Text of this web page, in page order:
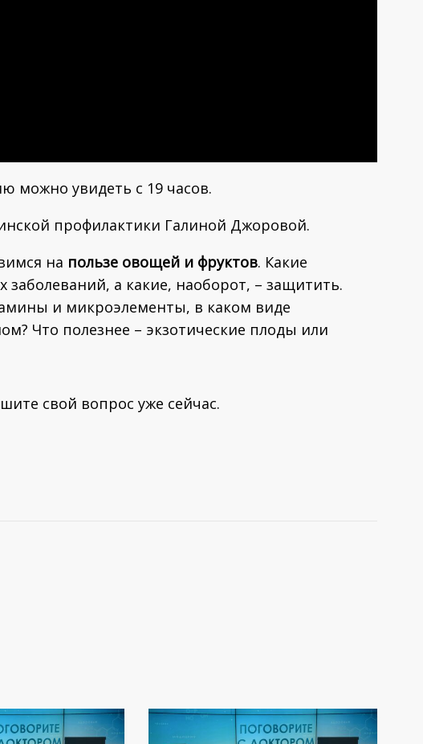
можно увидеть с 19 часов.
профилактики Галиной Джоровой.
на пользе овощей и фруктов. Какие
а какие, наоборот, – защитить.
и микроэлементы, в каком виде
Что полезнее – экзотические плоды или
свой вопрос уже сейчас.